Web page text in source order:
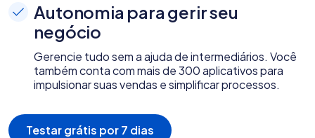
Autonomia para gerir seu
negócio
Gerencie tudo sem a ajuda de intermediários. Você
também conta com mais de 300 aplicativos para
impulsionar suas vendas e simplificar processos.
Testar grátis por 7 dias